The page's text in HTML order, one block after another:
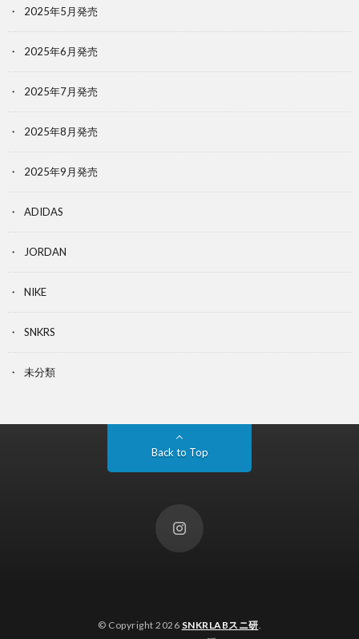
2025年5月発売
2025年6月発売
2025年7月発売
2025年8月発売
2025年9月発売
ADIDAS
JORDAN
NIKE
SNKRS
未分類
Back to Top
© Copyright 2026 SNKRLABスニ研.